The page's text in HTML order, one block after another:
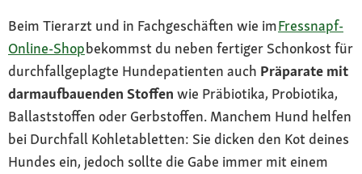
Beim Tierarzt und in Fachgeschäften wie imFressnapf-
Online-Shopbekommst du neben fertiger Schonkost für
durchfallgeplagte Hundepatienten auch Präparate mit
darmaufbauenden Stoffen wie Präbiotika, Probiotika,
Ballaststoffen oder Gerbstoffen. Manchem Hund helfen
bei Durchfall Kohletabletten: Sie dicken den Kot deines
Hundes ein, jedoch sollte die Gabe immer mit einem